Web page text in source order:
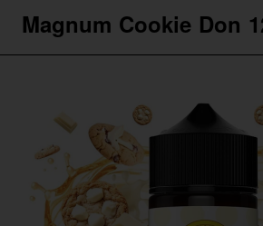
Magnum Cookie Don